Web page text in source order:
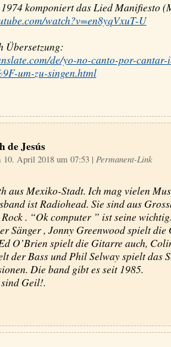
komponiert das Lied Manifiesto
watch?v=en8yqVxuT-U
Übersetzung:
de/yo-no-canto-por-cantar-
um-zu-singen.html
de Jesús
April 2018 um 07:53 | Permanent-Link
aus Mexiko-Stadt. Ich mag vielen
ist Radiohead. Sie sind aus
. “Ok computer ” ist seine
Sänger , Jonny Greenwood spielt
O’Brien spielt die Gitarre auch,
der Bass und Phil Selway spielt das
Die band gibt es seit 1985.
Geil!.